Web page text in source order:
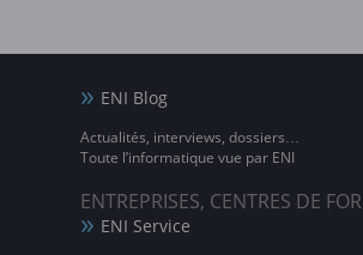
ENI Blog
Actualités, interviews, dossiers…
Toute l’informatique vue par ENI
ENTREPRISES, CENTRES DE
ENI Service